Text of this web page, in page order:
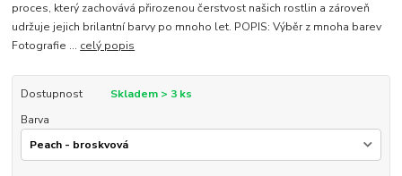
proces, který zachovává přirozenou čerstvost našich rostlin a zároveň
udržuje jejich brilantní barvy po mnoho let. POPIS: Výběr z mnoha barev
Fotografie ... celý popis
Dostupnost
Skladem > 3 ks
Barva